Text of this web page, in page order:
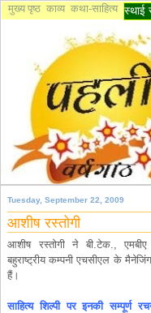
मुख्य पृष्ठ काव्य कथा-साहित्य स्थाई
Tuesday, September 22, 2009
आशीष रस्तोगी
आशीष रस्तोगी ने बी.टेक.,
बहुराष्ट्रीय कम्पनी एचसीएल के
हैं।
साहित्य शिल्पी पर इनकी सम्पूर्ण